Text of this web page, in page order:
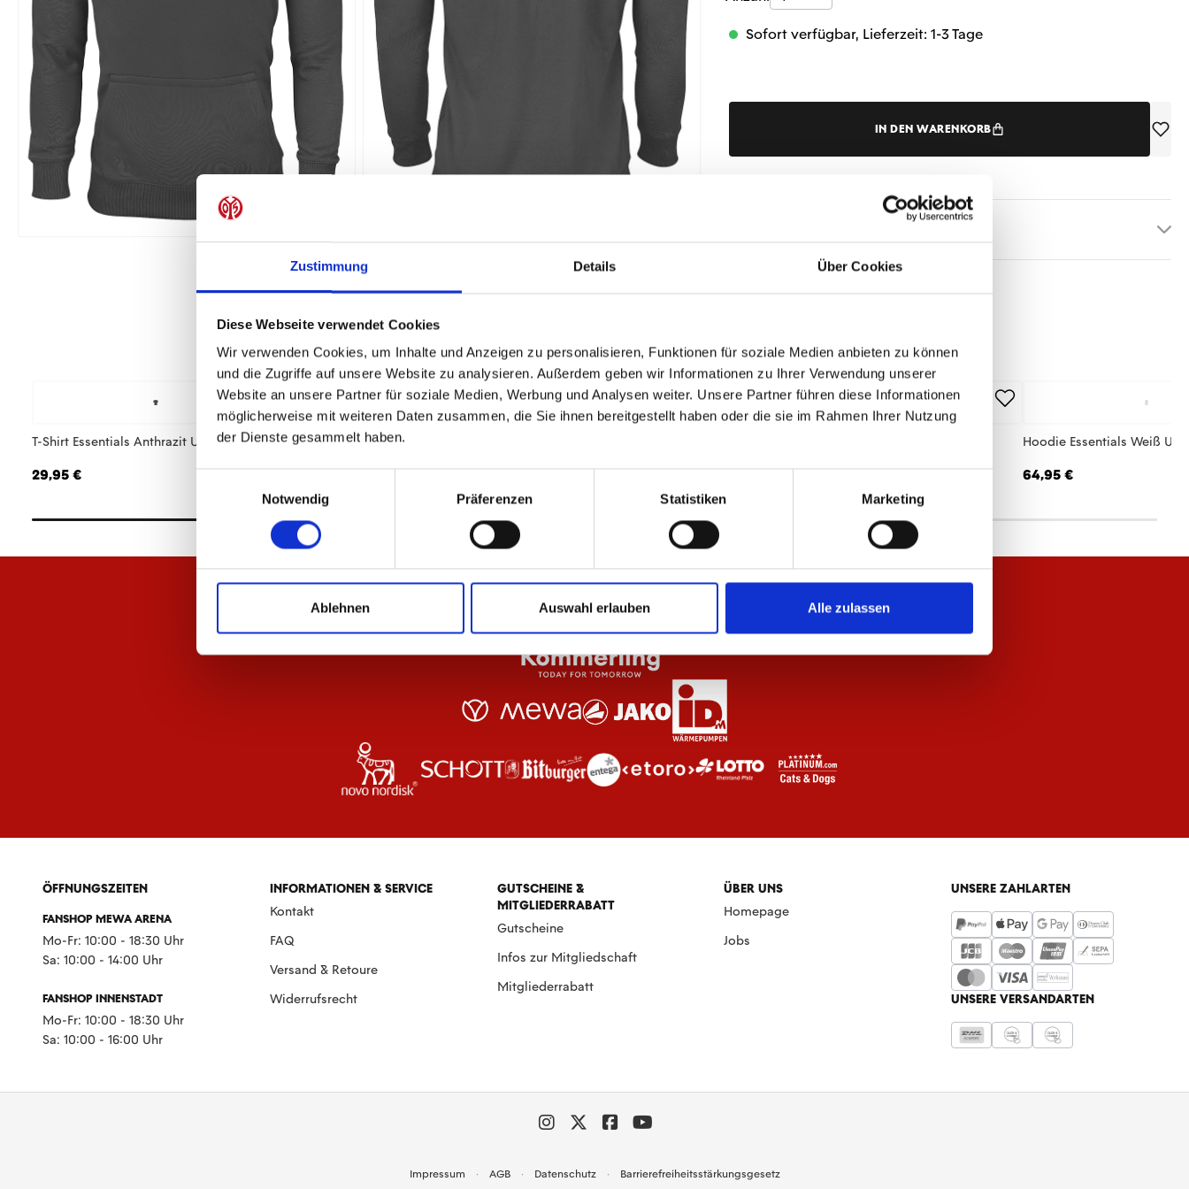
Zustimmung Details Über Cookies
Diese Webseite verwendet Cookies
Wir verwenden Cookies, um Inhalte und Anzeigen zu personalisieren, Funktionen für soziale Medien anbieten zu können
und die Zugriffe auf unsere Website zu analysieren. Außerdem geben wir Informationen zu Ihrer Verwendung unserer
Website an unsere Partner für soziale Medien, Werbung und Analysen weiter. Unsere Partner führen diese Informationen
möglicherweise mit weiteren Daten zusammen, die Sie ihnen bereitgestellt haben oder die sie im Rahmen Ihrer Nutzung
der Dienste gesammelt haben.
Notwendig
Präferenzen Statistiken Marketing
Ablehnen Auswahl erlauben Alle zulassen
Sofort verfügbar, Lieferzeit: 1-3 Tage
IN DEN WARENKORB
T-Shirt Essentials Anthrazit Unisex
29,95 €
Hoodie Essentials Schwarz Unisex
64,95 € 44,95 € 69,95 €
Hoodie Essentials Weiß
64,95 €
ÖFFNUNGSZEITEN
FANSHOP MEWA ARENA
Mo-Fr: 10:00 - 18:30 Uhr
Sa: 10:00 - 14:00 Uhr
FANSHOP INNENSTADT
Mo-Fr: 10:00 - 18:30 Uhr
Sa: 10:00 - 16:00 Uhr
INFORMATIONEN & SERVICE
Kontakt
FAQ
Versand & Retoure
Widerrufsrecht
GUTSCHEINE &
MITGLIEDERRABATT
Gutscheine
Infos zur Mitgliedschaft
Mitgliederrabatt
ÜBER UNS
Homepage
Jobs
UNSERE ZAHLARTEN
UNSERE VERSANDARTEN
Impressum AGB Datenschutz Barrierefreiheitsstärkungsgesetz